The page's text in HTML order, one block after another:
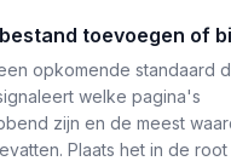
toevoegen of
opkomende standaard
welke pagina's
zijn en de meest
Plaats het in de root